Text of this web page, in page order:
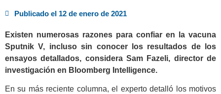
Publicado el 12 de enero de 2021
Existen numerosas razones para confiar en la vacuna
Sputnik V, incluso sin conocer los resultados de los
ensayos detallados, considera Sam Fazeli, director de
investigación en Bloomberg Intelligence.
En su más reciente columna, el experto detalló los motivos